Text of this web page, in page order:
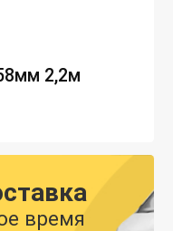
2,2м
время